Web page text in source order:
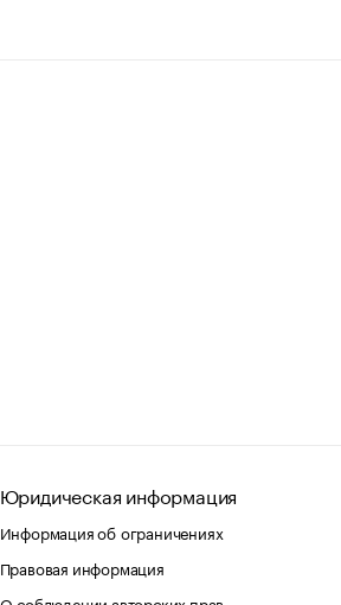
Юридическая информация
Информация об ограничениях
Правовая информация